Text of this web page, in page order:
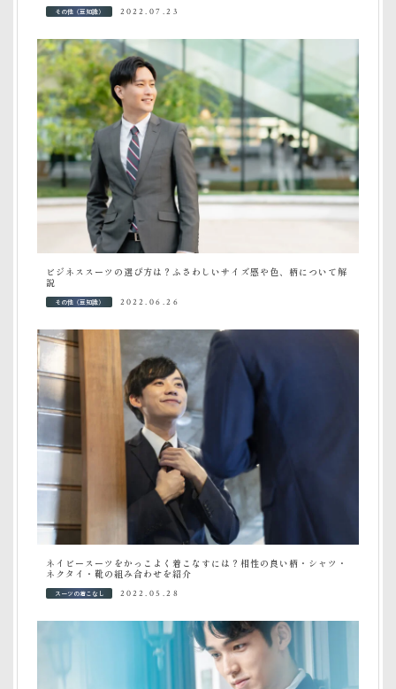
その他（豆知識） 2022.07.23
ビジネススーツの選び方は？ふさわしいサイズ感や色、柄について解
説
その他（豆知識） 2022.06.26
ネイビースーツをかっこよく着こなすには？相性の良い柄・シャツ・
ネクタイ・靴の組み合わせを紹介
スーツの着こなし 2022.05.28